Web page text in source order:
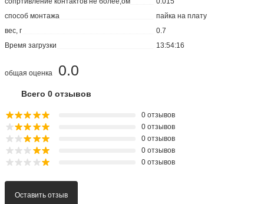
способ монтажа
пайка на плату
вес, г
0.7
Время загрузки
13:54:16
0.0
общая оценка
Всего 0 отзывов
0 отзывов
0 отзывов
0 отзывов
0 отзывов
0 отзывов
Оставить отзыв